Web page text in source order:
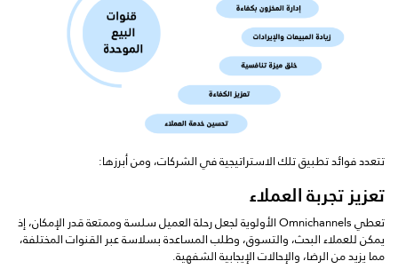
تتعدد فوائد تطبيق تلك الاستراتيجية في الشركات، ومن أبرزها:
تعزيز تجربة العملاء
تعطي Omnichannels الأولوية لجعل رحلة العميل سلسة وممتعة قدر الإمكان، إذ
يمكن للعملاء البحث، والتسوق، وطلب المساعدة بسلاسة عبر القنوات المختلفة،
مما يزيد من الرضا، والإحالات الإيجابية الشفهية.